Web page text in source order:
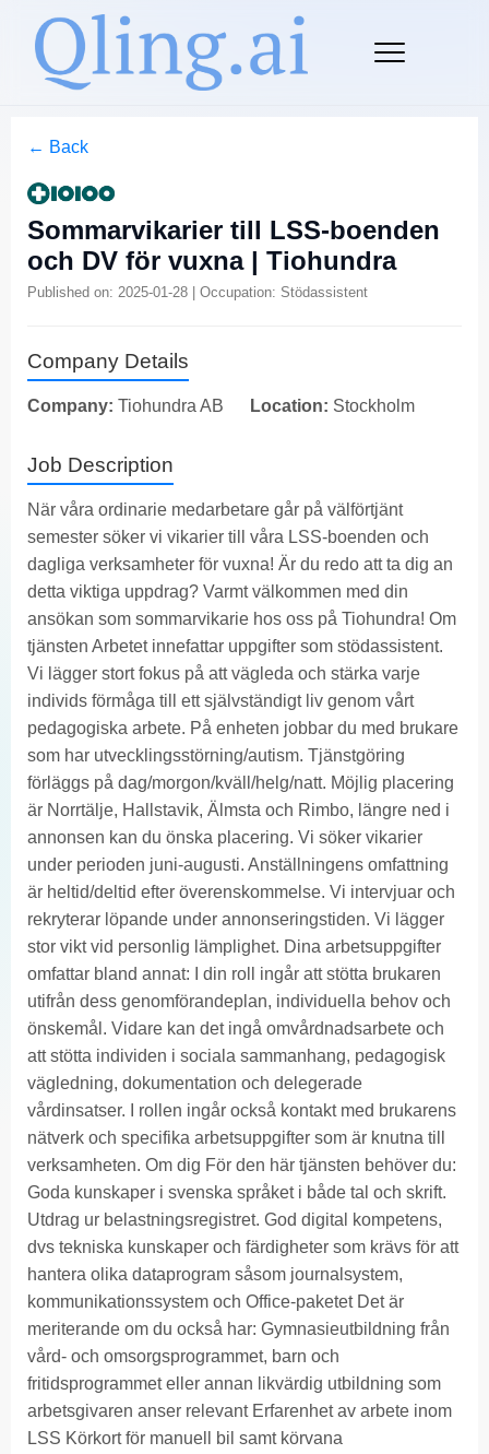
← Back
Sommarvikarier till LSS-boenden
och DV för vuxna | Tiohundra
Published on: 2025-01-28 | Occupation: Stödassistent
Company Details
Company: Tiohundra AB Location: Stockholm
Job Description
När våra ordinarie medarbetare går på välförtjänt
semester söker vi vikarier till våra LSS-boenden och
dagliga verksamheter för vuxna! Är du redo att ta dig an
detta viktiga uppdrag? Varmt välkommen med din
ansökan som sommarvikarie hos oss på Tiohundra! Om
tjänsten Arbetet innefattar uppgifter som stödassistent.
Vi lägger stort fokus på att vägleda och stärka varje
individs förmåga till ett självständigt liv genom vårt
pedagogiska arbete. På enheten jobbar du med brukare
som har utvecklingsstörning/autism. Tjänstgöring
förläggs på dag/morgon/kväll/helg/natt. Möjlig placering
är Norrtälje, Hallstavik, Älmsta och Rimbo, längre ned i
annonsen kan du önska placering. Vi söker vikarier
under perioden juni-augusti. Anställningens omfattning
är heltid/deltid efter överenskommelse. Vi intervjuar och
rekryterar löpande under annonseringstiden. Vi lägger
stor vikt vid personlig lämplighet. Dina arbetsuppgifter
omfattar bland annat: I din roll ingår att stötta brukaren
utifrån dess genomförandeplan, individuella behov och
önskemål. Vidare kan det ingå omvårdnadsarbete och
att stötta individen i sociala sammanhang, pedagogisk
vägledning, dokumentation och delegerade
vårdinsatser. I rollen ingår också kontakt med brukarens
nätverk och specifika arbetsuppgifter som är knutna till
verksamheten. Om dig För den här tjänsten behöver du:
Goda kunskaper i svenska språket i både tal och skrift.
Utdrag ur belastningsregistret. God digital kompetens,
dvs tekniska kunskaper och färdigheter som krävs för att
hantera olika dataprogram såsom journalsystem,
kommunikationssystem och Office-paketet Det är
meriterande om du också har: Gymnasieutbildning från
vård- och omsorgsprogrammet, barn och
fritidsprogrammet eller annan likvärdig utbildning som
arbetsgivaren anser relevant Erfarenhet av arbete inom
LSS Körkort för manuell bil samt körvana